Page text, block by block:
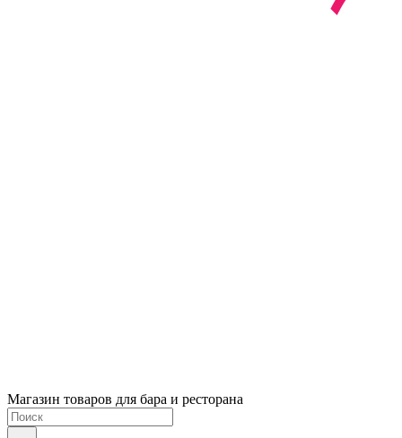
Магазин товаров для бара и ресторана